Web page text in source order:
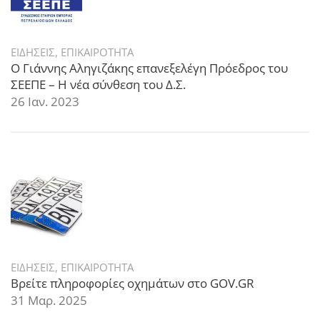
ΕΙΔΗΣΕΙΣ, ΕΠΙΚΑΙΡΟΤΗΤΑ
Ο Γιάννης Αληγιζάκης επανεξελέγη Πρόεδρος του
ΣΕΕΠΕ – Η νέα σύνθεση του Δ.Σ.
26 Ιαν. 2023
ΕΙΔΗΣΕΙΣ, ΕΠΙΚΑΙΡΟΤΗΤΑ
Βρείτε πληροφορίες οχημάτων στο GOV.GR
31 Μαρ. 2025